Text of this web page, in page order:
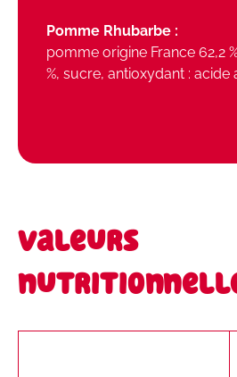
Pomme Rhubarbe :
pomme origine France 62,2
%, sucre, antioxydant :
Valeurs